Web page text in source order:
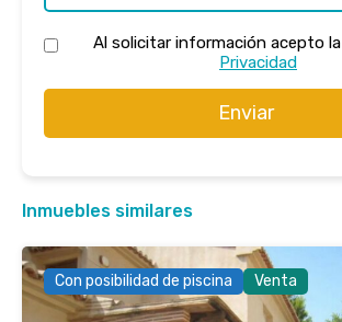
Al solicitar información acepto la
Privacidad
Enviar
Inmuebles similares
Con posibilidad de piscina Venta